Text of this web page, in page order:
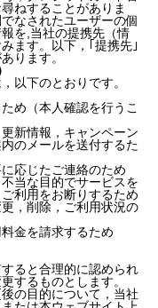
ねすることがありま
なされたユーザーの個
を,当社の提携先（情
ます。以下，｢提携先｣
ります。
以下のとおりです。
め（本人確認を行うこ
新情報，キャンペーン
のメールを送付するた
応じたご連絡のため
当な目的でサービスを
利用をお断りするため
，削除，ご利用状況の
金を請求するため
ると合理的に認められ
するものとします。
の目的について，当社